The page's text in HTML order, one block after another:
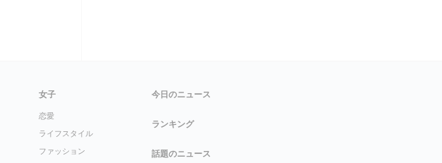
女子
恋愛
ライフスタイル
ファッション
今日のニュース
ランキング
話題のニュース